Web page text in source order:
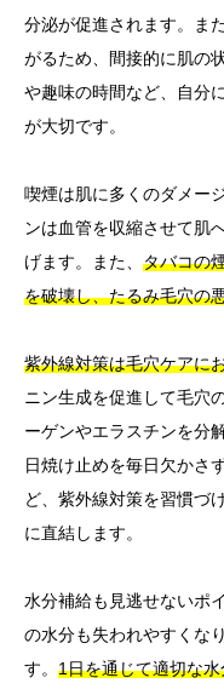
分泌が促進されます。ま
がるため、間接的に肌の
や趣味の時間など、自分
が大切です。
喫煙は肌に多くのダメー
ンは血管を収縮させて肌
げます。また、 タバコの
を破壊し、たるみ毛穴の
紫外線対策は毛穴ケアに
ニン生成を促進して毛穴
ーゲンやエラスチンを分
日焼け止めを毎日欠かさ
ど、紫外線対策を習慣づ
に直結します。
水分補給も見逃せないポ
の水分も失われやすくな
す。 1日を通じて適切な